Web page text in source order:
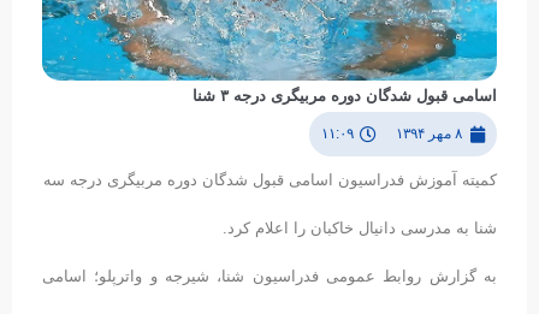
اسامی قبول شدگان دوره مربیگری درجه ۳ شنا
۸ مهر ۱۳۹۴ ۱۱:۰۹
کمیته آموزش فدراسیون اسامی قبول شدگان دوره مربیگری درجه سه
شنا به مدرسی دانیال خاکبان را اعلام کرد.
به گزارش روابط عمومی فدراسیون شنا، شیرجه و واترپلو؛ اسامی